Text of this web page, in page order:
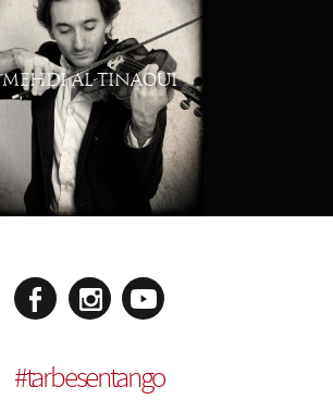
MEHDI AL-TINAOUI
#tarbesentango